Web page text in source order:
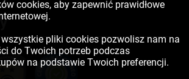
cookies, aby zapewnić prawidłowe
pliki cookies pozwolisz nam na
do Twoich potrzeb podczas
na podstawie Twoich preferencji.